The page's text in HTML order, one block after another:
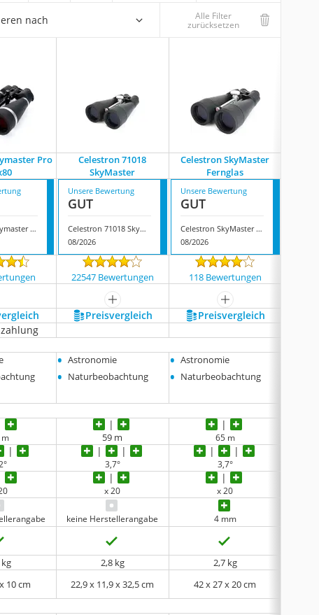
nach Alle Filter
zurücksetzen
Pro
Celestron 71018
SkyMaster
Celestron SkyMaster
Fernglas
Celestron Skymaster Pro 20x80
Unsere Bewertung
GUT
Celestron 71018 SkyMaster
08/2026
Unsere Bewertung
GUT
Celestron SkyMaster Fernglas
08/2026
22547 Bewertungen 118 Bewertungen
mehr anzeigen
mehr anzeigen
Preis­vergleich Preis­vergleich
• Astronomie
• Naturbeobachtung
• Astronomie
• Naturbeobachtung
m 59 m 65 m
3,7° 3,7°
x 20 x 20
keine Herstellerangabe 4 mm
kg 2,8 kg
2,7 kg
10 cm ‎22,9 x 11,9 x 32,5 cm 42 x 27 x 20 cm